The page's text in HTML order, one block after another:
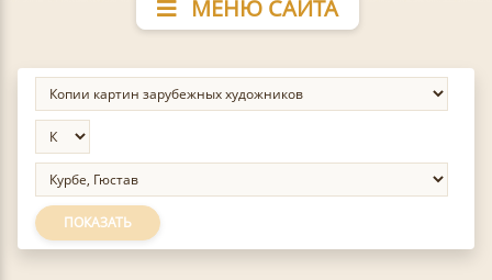
МЕНЮ САЙТА
ПОКАЗАТЬ